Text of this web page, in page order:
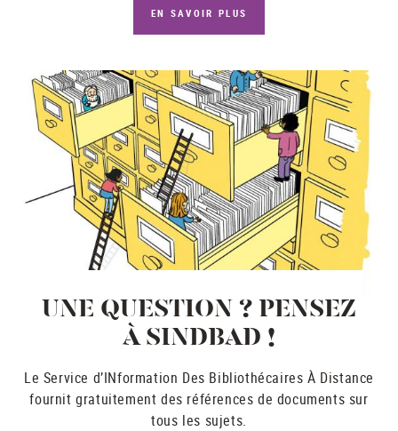
EN SAVOIR PLUS
UNE QUESTION ? PENSEZ
À SINDBAD !
Le Service d’INformation Des Bibliothécaires À Distance
fournit gratuitement des références de documents sur
tous les sujets.